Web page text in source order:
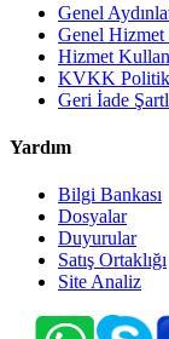
Genel
Genel Hizmet
Hizmet
KVKK
Geri İade
Yardım
Bilgi Bankası
Dosyalar
Duyurular
Satış Ortaklığı
Site Analiz